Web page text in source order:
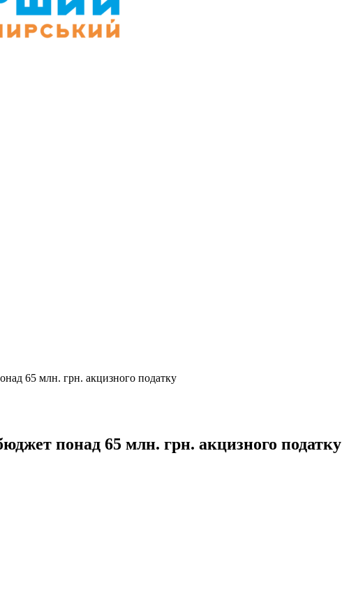
65 млн. грн. акцизного податку
понад 65 млн. грн. акцизного податку